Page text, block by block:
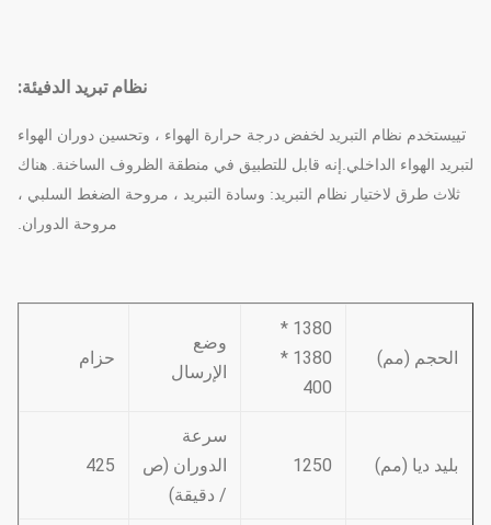
نظام تبريد الدفيئة:
تييستخدم نظام التبريد لخفض درجة حرارة الهواء ، وتحسين دوران الهواء
لتبريد الهواء الداخلي.إنه قابل للتطبيق في منطقة الظروف الساخنة. هناك
ثلاث طرق لاختيار نظام التبريد: وسادة التبريد ، مروحة الضغط السلبي ،
مروحة الدوران.
الحجم (مم)
1380 *
1380 *
400
وضع
الإرسال
حزام
بليد ديا (مم) 1250
سرعة
الدوران (ص
/ دقيقة)
425